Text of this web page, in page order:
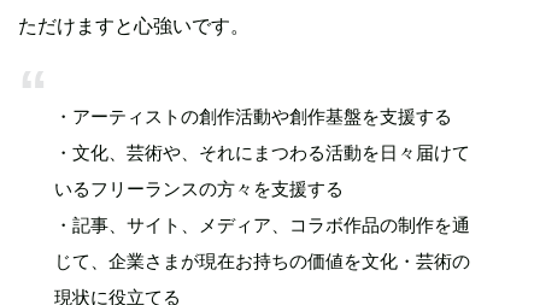
ただけますと心強いです。
・アーティストの創作活動や創作基盤を支援する
・文化、芸術や、それにまつわる活動を日々届けて
いるフリーランスの方々を支援する
・記事、サイト、メディア、コラボ作品の制作を通
じて、企業さまが現在お持ちの価値を文化・芸術の
現状に役立てる